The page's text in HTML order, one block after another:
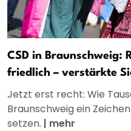
CSD in Braunschweig:
friedlich – verstärkte
Jetzt erst recht: Wie
Braunschweig ein
setzen. | mehr